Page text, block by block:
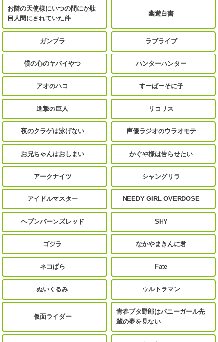
お隣の天使様にいつの間にか駄
目人間にされていた件
幽遊白書
ガンプラ ラブライブ
僕の心のヤバイやつ ハンターハンター
アオのハコ すーぱーそに子
進撃の巨人 リコリス
夜のクラゲは泳げない 声優ラジオのウラオモテ
お兄ちゃんはおしまい かぐや様は告らせたい
アークナイツ シャングリラ
アイドルマスター NEEDY GIRL OVERDOSE
ヘブンバーンズレッド SHY
ゴジラ なかやまきんに君
ネコぱら Fate
ぬいぐるみ ウルトラマン
仮面ライダー
青春ブタ野郎はバニーガール先
輩の夢を見ない